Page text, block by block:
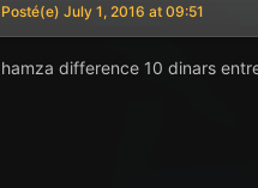
Posté(e) July 1, 2016 at 09:51
hamza difference 10 dinars